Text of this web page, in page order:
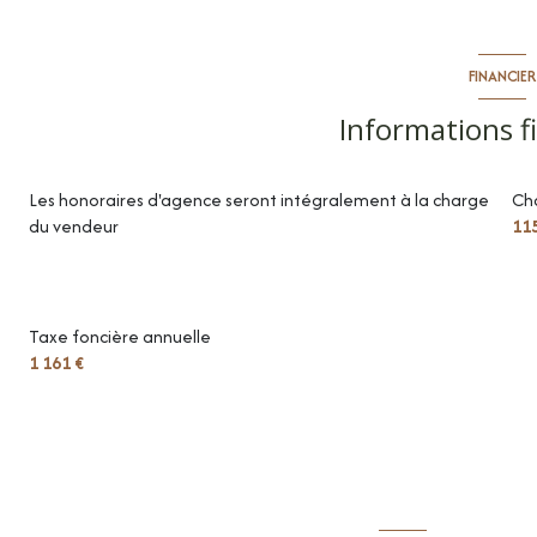
loggia
salle de bains
FINANCIER
Informations
Les honoraires d'agence seront intégralement à la charge
du vendeur
Taxe foncière annuelle
1 161 €